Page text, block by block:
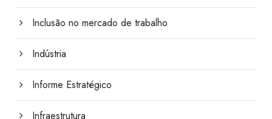
Inclusão no mercado de trabalho
Indústria
Informe Estratégico
Infraestrutura